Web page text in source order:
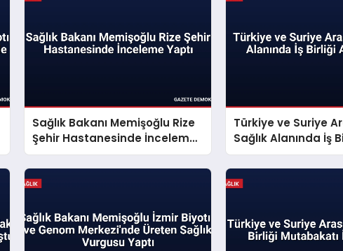
Sağlık Bakanı Memişoğlu Rize
Şehir Hastanesinde İnceleme
Yaptı
Türkiye ve Suriye
Sağlık Alanında İş
Anlaşması